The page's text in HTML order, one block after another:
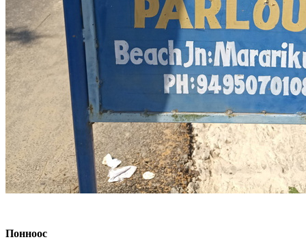
Понноос